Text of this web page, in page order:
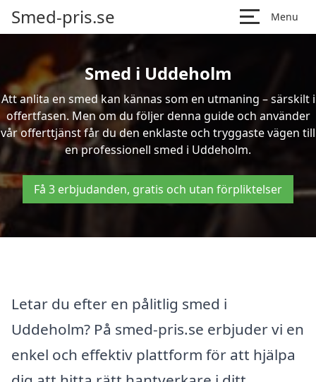
Smed-pris.se Menu
Smed i Uddeholm
Att anlita en smed kan kännas som en utmaning – särskilt i
offertfasen. Men om du följer denna guide och använder
vår offerttjänst får du den enklaste och tryggaste vägen till
en professionell smed i Uddeholm.
Få 3 erbjudanden, gratis och utan förpliktelser
Letar du efter en pålitlig smed i
Uddeholm? På smed-pris.se erbjuder vi en
enkel och effektiv plattform för att hjälpa